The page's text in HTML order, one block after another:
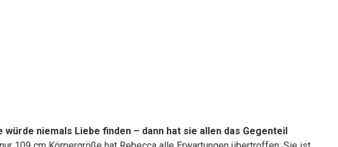
würde niemals Liebe finden – dann hat sie allen das Gegenteil